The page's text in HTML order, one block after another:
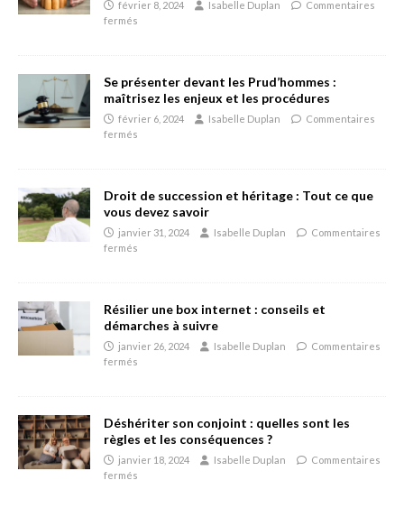
février 8, 2024 Isabelle Duplan
Commentaires
fermés
Se présenter devant les Prud’hommes :
maîtrisez les enjeux et les procédures
février 6, 2024 Isabelle Duplan
Commentaires
fermés
Droit de succession et héritage : Tout ce que
vous devez savoir
janvier 31, 2024 Isabelle Duplan
Commentaires
fermés
Résilier une box internet : conseils et
démarches à suivre
janvier 26, 2024 Isabelle Duplan
Commentaires
fermés
Déshériter son conjoint : quelles sont les
règles et les conséquences ?
janvier 18, 2024 Isabelle Duplan
Commentaires
fermés